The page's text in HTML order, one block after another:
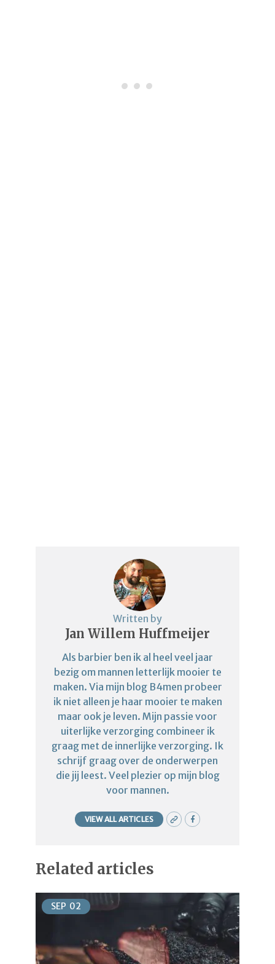
Written by
Jan Willem Huffmeijer
Als barbier ben ik al heel veel jaar
bezig om mannen letterlijk mooier te
maken. Via mijn blog B4men probeer
ik niet alleen je haar mooier te maken
maar ook je leven. Mijn passie voor
uiterlijke verzorging combineer ik
graag met de innerlijke verzorging. Ik
schrijf graag over de onderwerpen
die jij leest. Veel plezier op mijn blog
voor mannen.
VIEW ALL ARTICLES
Related articles
SEP 02